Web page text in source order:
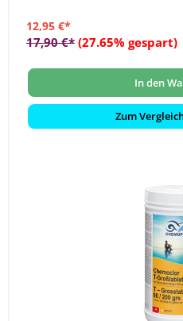
12,95 €*
17,90 €* (27.65% gespart)
In den
Zum